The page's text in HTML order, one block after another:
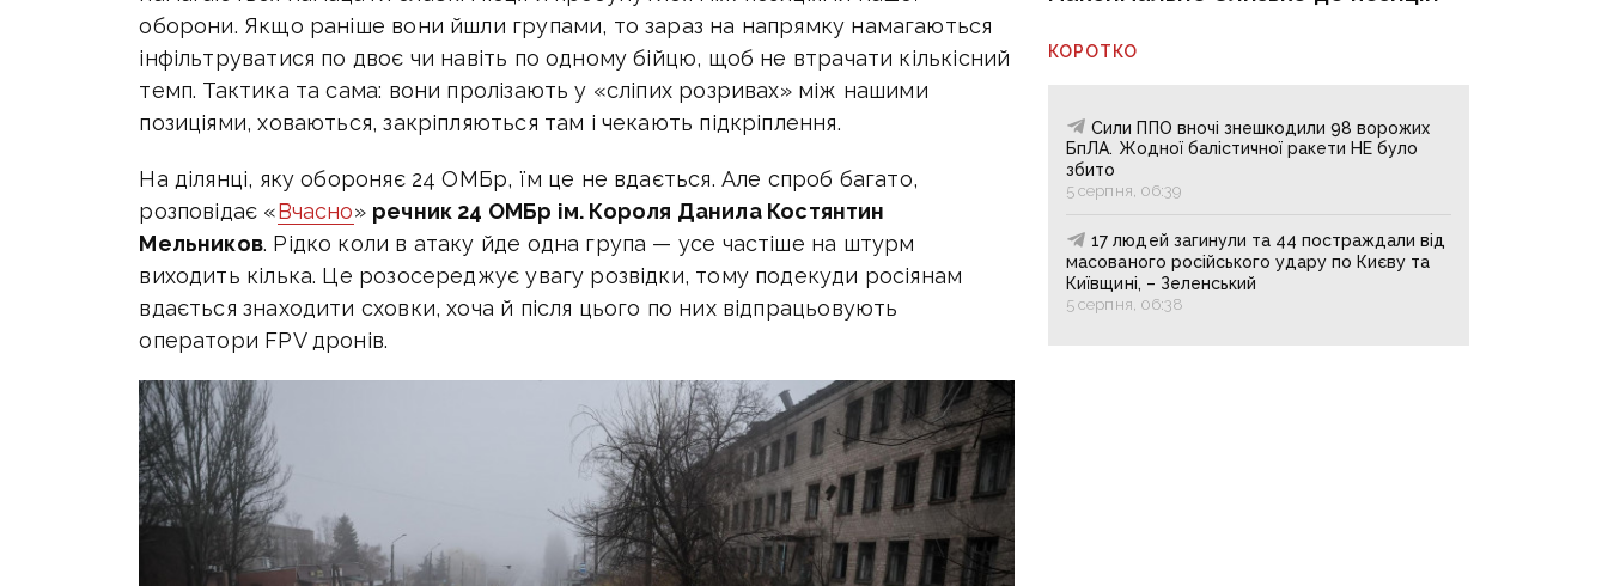
оборони. Якщо раніше вони йшли групами, то зараз на напрямку намагаються
інфільтруватися по двоє чи навіть по одному бійцю, щоб не втрачати кількісний
темп. Тактика та сама: вони пролізають у «сліпих розривах» між нашими
позиціями, ховаються, закріпляються там і чекають підкріплення.
На ділянці, яку обороняє 24 ОМБр, їм це не вдається. Але спроб багато,
розповідає «Вчасно» речник 24 ОМБр ім. Короля Данила Костянтин
Мельников. Рідко коли в атаку йде одна група — усе частіше на штурм
виходить кілька. Це розосереджує увагу розвідки, тому подекуди росіянам
вдається знаходити сховки, хоча й після цього по них відпрацьовують
оператори FPV дронів.
КОРОТКО
Сили ППО вночі знешкодили 98 ворожих
БпЛА. Жодної балістичної ракети НЕ було
збито
5 серпня, 06:39
17 людей загинули та 44 постраждали від
масованого російського удару по Києву та
Київщині, – Зеленський
5 серпня, 06:38